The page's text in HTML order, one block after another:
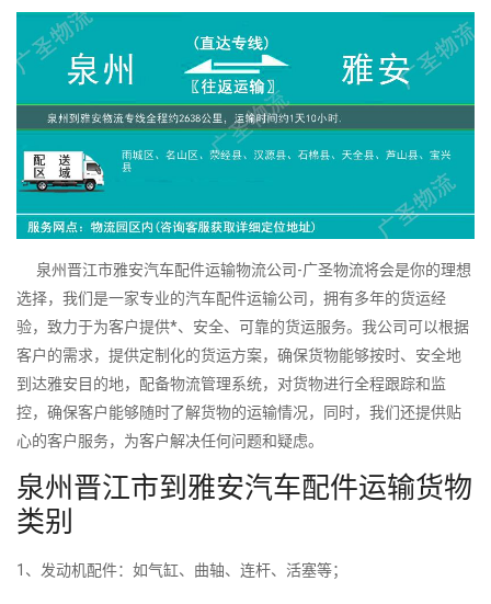
泉州晋江市雅安汽车配件运输物流公司-广圣物流将会是你的理想
选择，我们是一家专业的汽车配件运输公司，拥有多年的货运经
验，致力于为客户提供*、安全、可靠的货运服务。我公司可以根据
客户的需求，提供定制化的货运方案，确保货物能够按时、安全地
到达雅安目的地，配备物流管理系统，对货物进行全程跟踪和监
控，确保客户能够随时了解货物的运输情况，同时，我们还提供贴
心的客户服务，为客户解决任何问题和疑虑。
泉州晋江市到雅安汽车配件运输货物
类别
1、发动机配件：如气缸、曲轴、连杆、活塞等；